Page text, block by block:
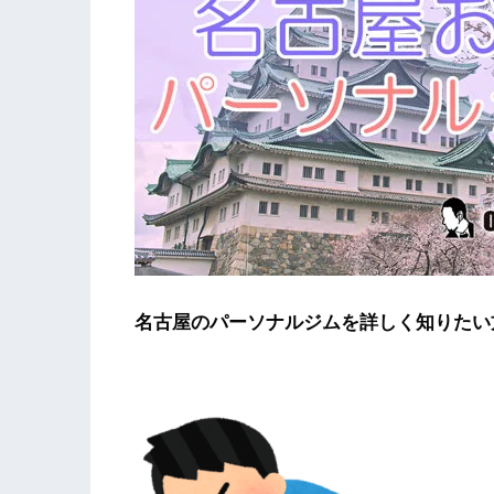
名古屋のパーソナルジムを詳しく知りた